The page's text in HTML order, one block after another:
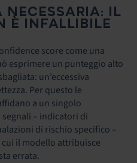
NECESSARIA: IL
È INFALLIBILE
score come una
esprimere un punteggio alto
un’eccessiva
Per questo le
a un singolo
– indicatori di
di rischio specifico –
il modello attribuisce
errata.